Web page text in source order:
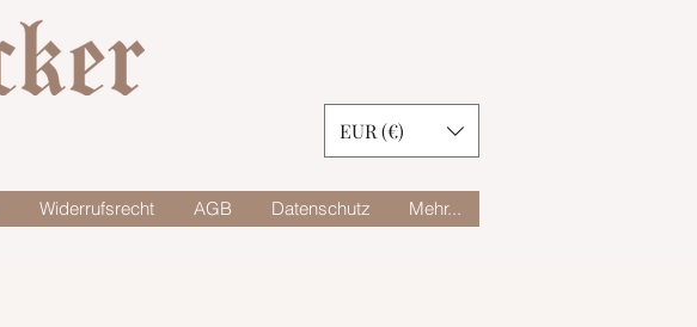
EUR (€)
Widerrufsrecht AGB Datenschutz Mehr...